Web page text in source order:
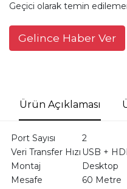
Geçici olarak temin
Gelince Haber Ver
Ürün Açıklaması
Port Sayısı
2
Veri Transfer Hızı USB +
Montaj
Desktop
Mesafe
60 Metre